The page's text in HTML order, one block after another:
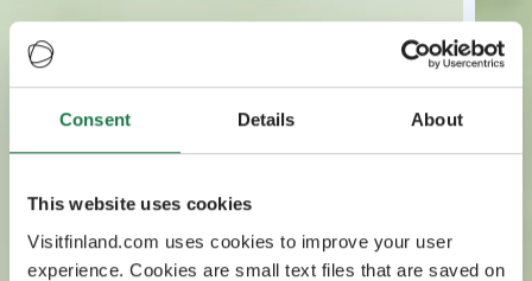
Consent Details About
This website uses cookies
Visitfinland.com uses cookies to improve your user
experience. Cookies are small text files that are saved on